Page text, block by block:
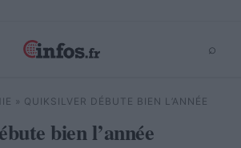
⌕
⌕
» QUIKSILVER DÉBUTE BIEN L’ANNÉE
bien l’année